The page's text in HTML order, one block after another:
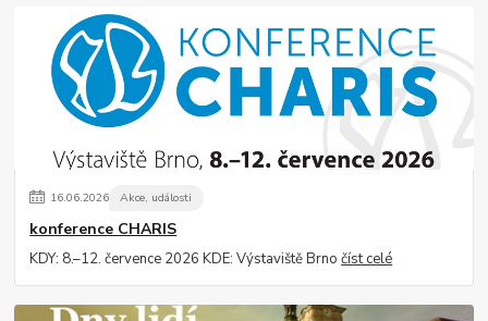
16.06.2026 Akce, události
konference CHARIS
KDY: 8.–12. července 2026 KDE: Výstaviště Brnočíst celé